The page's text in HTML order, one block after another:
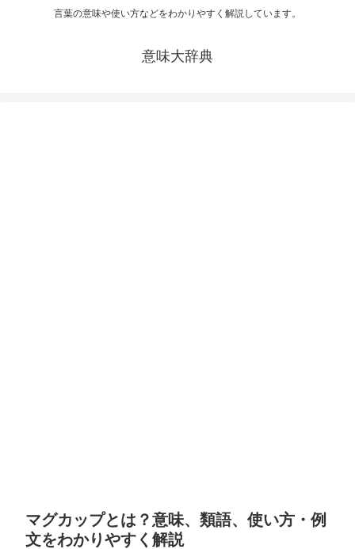
言葉の意味や使い方などをわかりやすく解説しています。
意味大辞典
マグカップとは？意味、類語、使い方・例
文をわかりやすく解説